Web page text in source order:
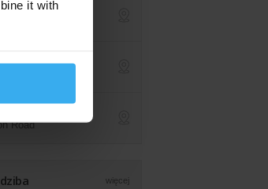
it with
Road
więcej